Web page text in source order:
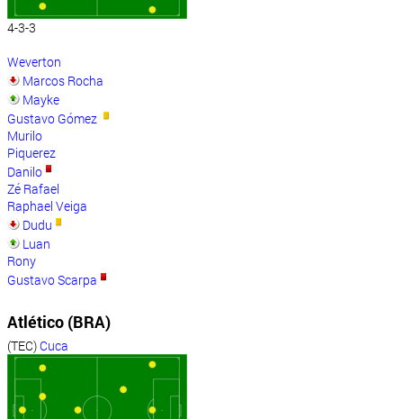
4-3-3
Weverton
Marcos Rocha
Mayke
Gustavo Gómez
Murilo
Piquerez
Danilo
Zé Rafael
Raphael Veiga
Dudu
Luan
Rony
Gustavo Scarpa
Atlético (BRA)
(TEC) Cuca